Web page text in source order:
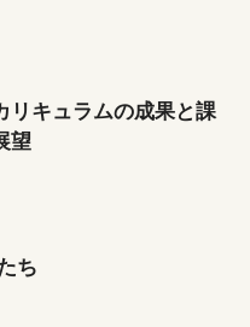
リキュラムの成果と課
望
ち